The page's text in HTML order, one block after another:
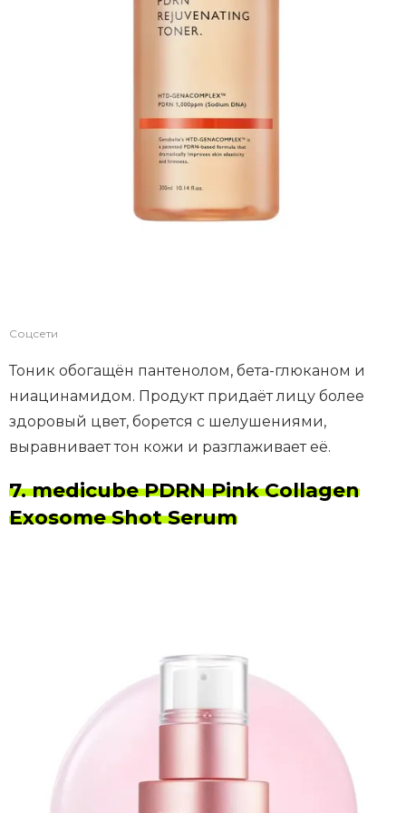
Соцсети
Тоник обогащён пантенолом, бета-глюканом и
ниацинамидом. Продукт придаёт лицу более
здоровый цвет, борется с шелушениями,
выравнивает тон кожи и разглаживает её.
7. medicube PDRN Pink Collagen
Exosome Shot Serum